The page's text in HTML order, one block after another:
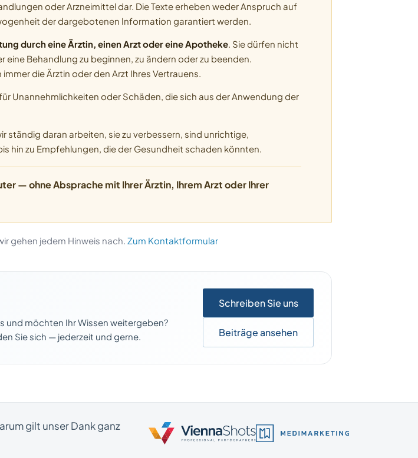
oder Arzneimittel dar. Die Texte erheben weder Anspruch auf
der dargebotenen Information garantiert werden.
durch eine Ärztin, einen Arzt oder eine Apotheke. Sie dürfen nicht
Behandlung zu beginnen, zu ändern oder zu beenden.
die Ärztin oder den Arzt Ihres Vertrauens.
Unannehmlichkeiten oder Schäden, die sich aus der Anwendung der
ständig daran arbeiten, sie zu verbessern, sind unrichtige,
hin zu Empfehlungen, die der Gesundheit schaden könnten.
— ohne Absprache mit Ihrer Ärztin, Ihrem Arzt oder Ihrer
gehen jedem Hinweis nach. Zum Kontaktformular
und möchten Ihr Wissen weitergeben?
Sie sich — jederzeit und gerne.
Schreiben Sie uns
Beiträge ansehen
gilt unser Dank ganz